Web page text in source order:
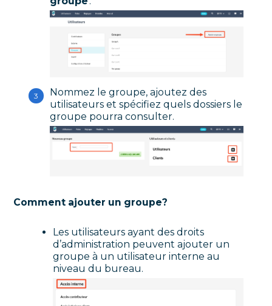
Nommez le groupe, ajoutez des
utilisateurs et spécifiez quels dossiers le
groupe pourra consulter.
Comment ajouter un groupe?
Les utilisateurs ayant des droits
d’administration peuvent ajouter un
groupe à un utilisateur interne au
niveau du bureau.